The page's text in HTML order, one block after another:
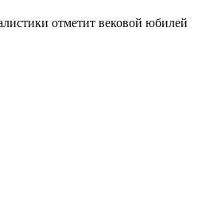
отметит вековой юбилей